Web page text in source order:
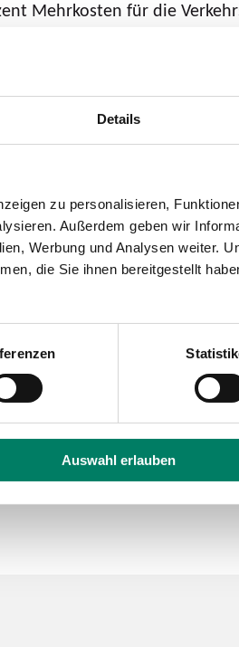
Details
zu personalisieren,
Außerdem geben wir
Werbung und Analysen weiter.
die Sie ihnen bereitgestellt
Auswahl erlauben
Mehrkosten für die
20 Prozent)
auskömmlich
ein verkehrspolitisch
die Wirkung der
zugestimmt, den Tarif
um 3,5 Prozent erhöht.
Preisanpassung von 5,44
in der heutigen
Pressemitteilung versenden.